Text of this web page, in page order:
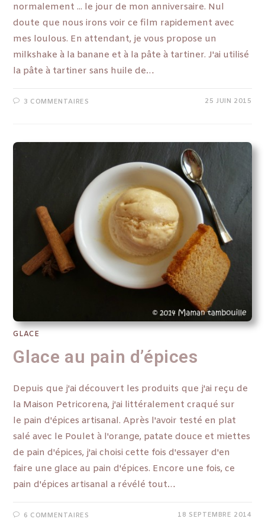
normalement ... le jour de mon anniversaire. Nul
doute que nous irons voir ce film rapidement avec
mes loulous. En attendant, je vous propose un
milkshake à la banane et à la pâte à tartiner. J'ai utilisé
la pâte à tartiner sans huile de…
3 COMMENTAIRES 25 JUIN 2015
GLACE
Glace au pain d’épices
Depuis que j'ai découvert les produits que j'ai reçu de
la Maison Petricorena, j'ai littéralement craqué sur
le pain d'épices artisanal. Après l'avoir testé en plat
salé avec le Poulet à l'orange, patate douce et miettes
de pain d'épices, j'ai choisi cette fois d'essayer d'en
faire une glace au pain d'épices. Encore une fois, ce
pain d'épices artisanal a révélé tout…
6 COMMENTAIRES 18 SEPTEMBRE 2014